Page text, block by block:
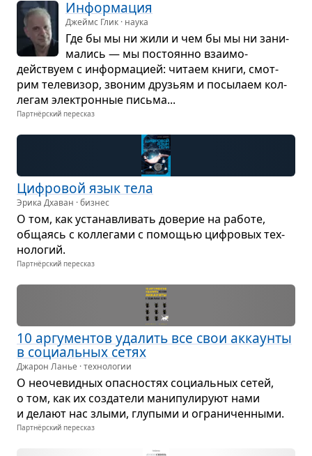
Инфор­ма­ция
Джеймс Глик · наука
Где бы мы ни жили и чем бы мы ни зани­
ма­лись — мы посто­янно вза­и­мо­
действуем с инфор­ма­цией: читаем книги, смот­
рим теле­ви­зор, зво­ним дру­зьям и посы­лаем кол­
ле­гам элек­трон­ные письма...
Партнёрский пересказ
Циф­ро­вой язык тела
Эрика Дхаван · бизнес
О том, как уста­нав­ли­вать дове­рие на работе,
обща­ясь с кол­ле­гами с помо­щью циф­ро­вых тех­
но­ло­гий.
Партнёрский пересказ
10 аргу­мен­тов уда­лить все свои аккаунты
в соци­аль­ных сетях
Джарон Ланье · технологии
О неоче­вид­ных опас­но­стях соци­аль­ных сетей,
о том, как их созда­тели мани­пу­ли­руют нами
и делают нас злыми, глу­пыми и огра­ни­чен­ными.
Партнёрский пересказ